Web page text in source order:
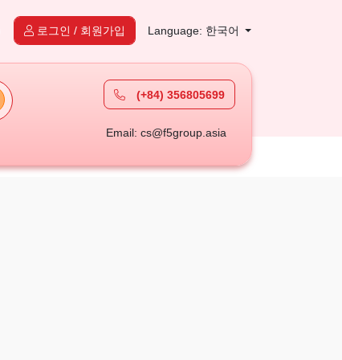
로그인 / 회원가입 Language: 한국어
(+84) 356805699
Email: cs@f5group.asia